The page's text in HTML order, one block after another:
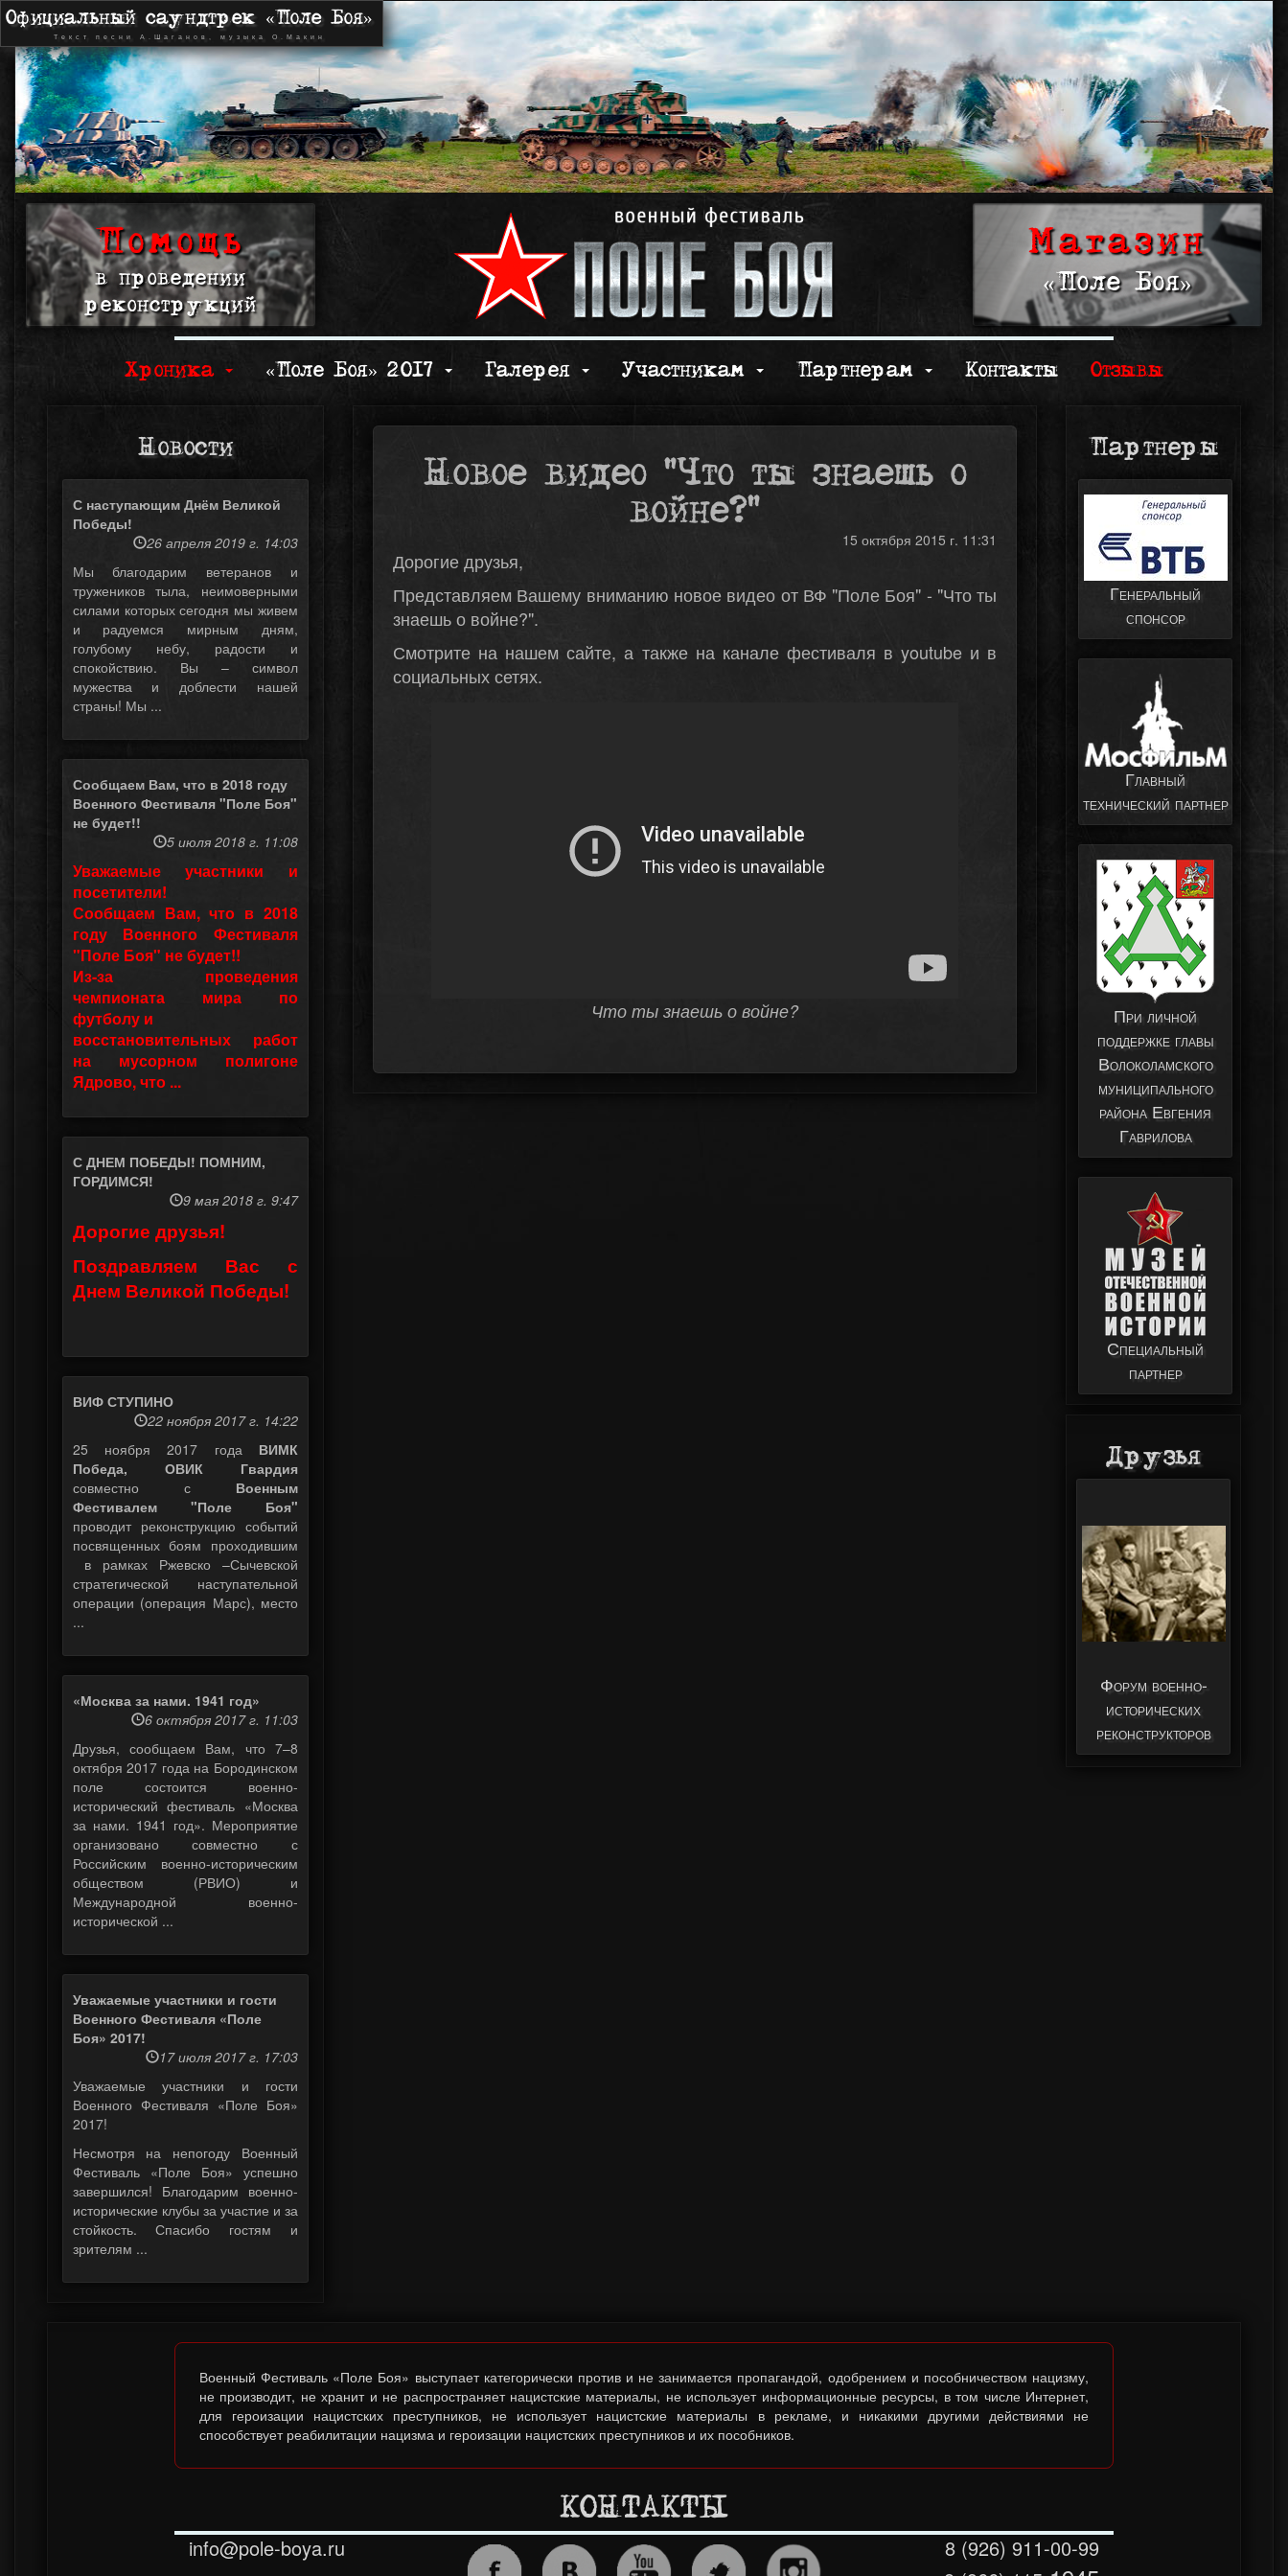
Официальный саундтрек «Поле Боя»
Текст песни А.Шаганов, музыка О.Макин
Помощь
в проведении
реконструкций
Магазин
«Поле Боя»
Хроника «Поле Боя» 2017 Галерея Участникам Партнерам Контакты Отзывы
Новое видео "Что ты знаешь о
войне?"
15 октября 2015 г. 11:31
Дорогие друзья,
Представляем Вашему вниманию новое видео от ВФ "Поле Боя" - "Что ты
знаешь о войне?".
Смотрите на нашем сайте, а также на канале фестиваля в youtube и в
социальных сетях.
Что ты знаешь о войне?
Новости
С наступающим Днём Великой
Победы!
26 апреля 2019 г. 14:03
Мы благодарим ветеранов и
тружеников тыла, неимоверными
силами которых сегодня мы живем
и радуемся мирным дням,
голубому небу, радости и
спокойствию. Вы – символ
мужества и доблести нашей
страны! Мы ...
Сообщаем Вам, что в 2018 году
Военного Фестиваля "Поле Боя"
не будет!!
5 июля 2018 г. 11:08
Уважаемые участники и
посетители!
Сообщаем Вам, что в 2018
году Военного Фестиваля
"Поле Боя" не будет!!
Из-за проведения
чемпионата мира по
футболу и
восстановительных работ
на мусорном полигоне
Ядрово, что ...
С ДНЕМ ПОБЕДЫ! ПОМНИМ,
ГОРДИМСЯ!
9 мая 2018 г. 9:47
Дорогие друзья!
Поздравляем Вас с
Днем Великой Победы!
ВИФ СТУПИНО
22 ноября 2017 г. 14:22
25 ноября 2017 года ВИМК
Победа, ОВИК Гвардия
совместно с Военным
Фестивалем "Поле Боя"
проводит реконструкцию событий
посвященных боям проходившим
в рамках Ржевско –Сычевской
стратегической наступательной
операции (операция Марс), место
...
«Москва за нами. 1941 год»
6 октября 2017 г. 11:03
Друзья, сообщаем Вам, что 7–8
октября 2017 года на Бородинском
поле состоится военно-
исторический фестиваль «Москва
за нами. 1941 год». Мероприятие
организовано совместно с
Российским военно-историческим
обществом (РВИО) и
Международной военно-
исторической ...
Уважаемые участники и гости
Военного Фестиваля «Поле
Боя» 2017!
17 июля 2017 г. 17:03
Уважаемые участники и гости
Военного Фестиваля «Поле Боя»
2017!
Несмотря на непогоду Военный
Фестиваль «Поле Боя» успешно
завершился! Благодарим военно-
исторические клубы за участие и за
стойкость. Спасибо гостям и
зрителям ...
Партнеры
Генеральный
спонсор
Главный
технический партнер
При личной
поддержке главы
Волоколамского
муниципального
района Евгения
Гаврилова
Специальный
партнер
Друзья
Форум военно-
исторических
реконструкторов
Военный Фестиваль «Поле Боя» выступает категорически против и не занимается пропагандой, одобрением и пособничеством нацизму,
не производит, не хранит и не распространяет нацистские материалы, не использует информационные ресурсы, в том числе Интернет,
для героизации нацистских преступников, не использует нацистские материалы в рекламе, и никакими другими действиями не
способствует реабилитации нацизма и героизации нацистских преступников и их пособников.
КОНТАКТЫ
info@pole-boya.ru
8 (926) 911-00-99